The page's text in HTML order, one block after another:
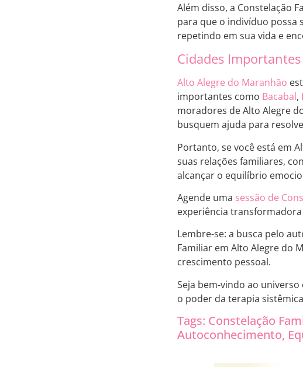
Além disso, a Constelação
para que o indivíduo possa
repetindo em sua vida e
Cidades
Alto Alegre do Maranhão
importantes como Bacabal,
moradores de Alto Alegre
busquem ajuda para
Portanto, se você está em
suas relações familiares,
alcançar o equilíbrio
Agende uma sessão de
experiência
Lembre-se: a busca pelo
Familiar em Alto Alegre do
crescimento pessoal.
Seja bem-vindo ao
o poder da terapia
Tags: Constelação
Autoconhecimento,